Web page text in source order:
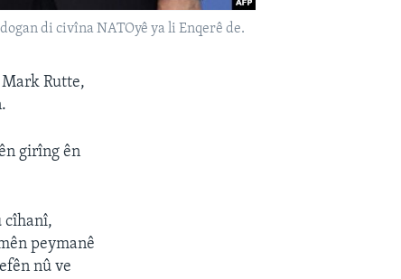
di civîna NATOyê ya li Enqerê de.
Rutte,
girîng ên
cîhanî,
peymanê
nû ve